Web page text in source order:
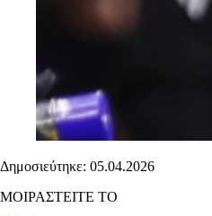
Δημοσιεύτηκε: 05.04.2026
ΜΟΙΡΑΣΤΕΙΤΕ ΤΟ